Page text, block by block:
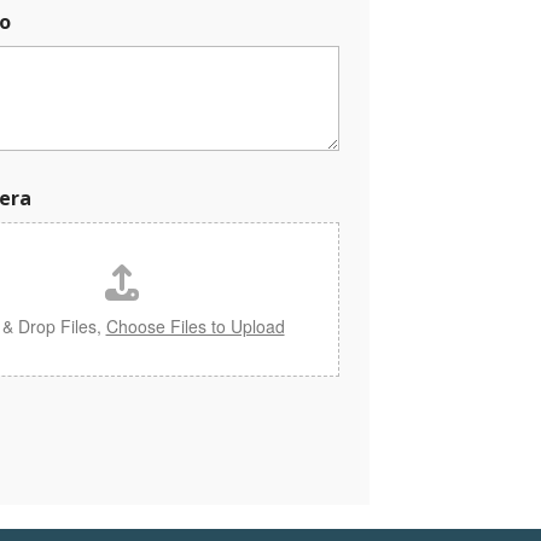
Drop Files, Choose Files to Upload